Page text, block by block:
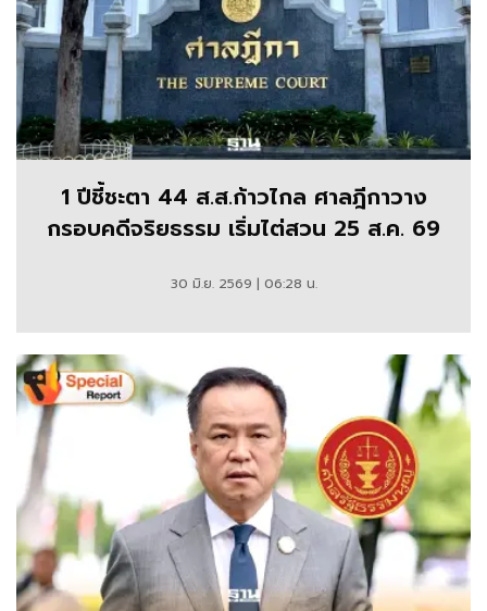
1 ปีชี้ชะตา 44 ส.ส.ก้าวไกล ศาลฎีกาวาง
กรอบคดีจริยธรรม เริ่มไต่สวน 25 ส.ค. 69
30 มิ.ย. 2569 | 06:28 น.